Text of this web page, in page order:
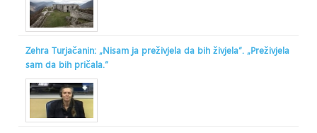
Zehra Turjačanin: „Nisam ja preživjela da bih živjela“. „Preživjela
sam da bih pričala.“